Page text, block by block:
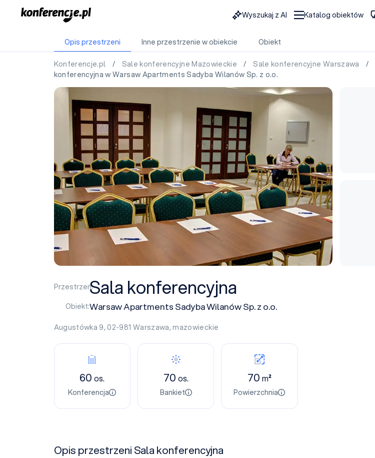
Wyszukaj z AI Katalog obiektów
Opis przestrzeni Inne przestrzenie w obiekcie Obiekt
Konferencje.pl / Sale konferencyjne Mazowieckie / Sale konferencyjne Warszawa /
konferencyjna w Warsaw Apartments Sadyba Wilanów Sp. z o.o.
Przestrzeń:Sala konferencyjna
Obiekt:Warsaw Apartments Sadyba Wilanów Sp. z o.o.
Augustówka 9, 02-981 Warszawa,mazowieckie
60os.
Konferencja
70 os.
Bankiet
70 m²
Powierzchnia
Opis przestrzeni Sala konferencyjna